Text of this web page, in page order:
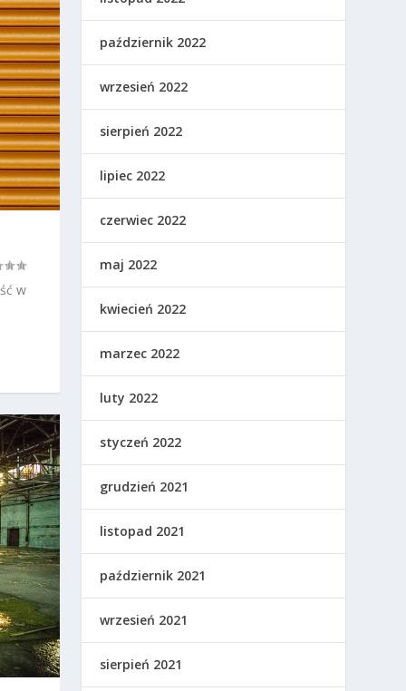
w
październik 2022
wrzesień 2022
sierpień 2022
lipiec 2022
czerwiec 2022
maj 2022
kwiecień 2022
marzec 2022
luty 2022
styczeń 2022
grudzień 2021
listopad 2021
październik 2021
wrzesień 2021
sierpień 2021